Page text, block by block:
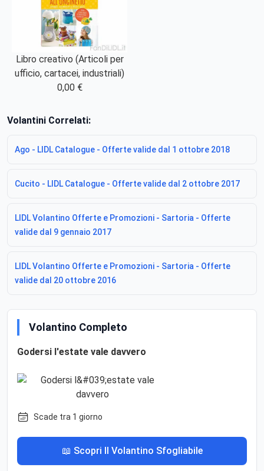
Libro creativo (Articoli per
ufficio, cartacei, industriali)
0,00 €
Volantini Correlati:
Ago - LIDL Catalogue - Offerte valide dal 1 ottobre 2018
Cucito - LIDL Catalogue - Offerte valide dal 2 ottobre 2017
LIDL Volantino Offerte e Promozioni - Sartoria - Offerte
valide dal 9 gennaio 2017
LIDL Volantino Offerte e Promozioni - Sartoria - Offerte
valide dal 20 ottobre 2016
Volantino Completo
Godersi l'estate vale davvero
Scade tra 1 giorno
📖 Scopri Il Volantino Sfogliabile